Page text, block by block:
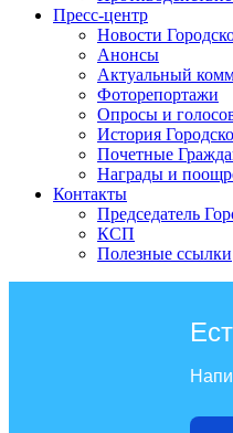
Пресс-центр
Новости
Анонсы
Актуальный
Фоторепортажи
Опросы и
История
Почетные
Награды и
Контакты
Председатель
КСП
Полезные ссылки